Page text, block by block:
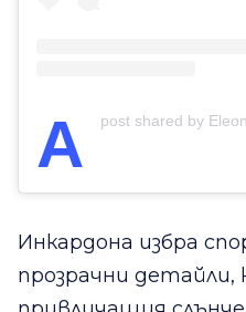
A post shared by
Инкардона избра
прозрачни детайли,